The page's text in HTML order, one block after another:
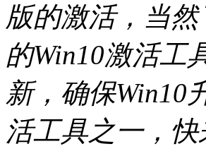
版的激活，当
的Win10激活工
新，确保Win10
活工具之一，